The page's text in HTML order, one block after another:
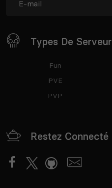
Types De Serveur
Fun
PVE
PVP
Restez Connecté